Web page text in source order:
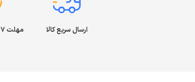
ارسال سریع کالا مهلت ۷ روز بازگشت کالا